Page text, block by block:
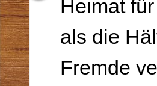
Heimat
als die
Fremde